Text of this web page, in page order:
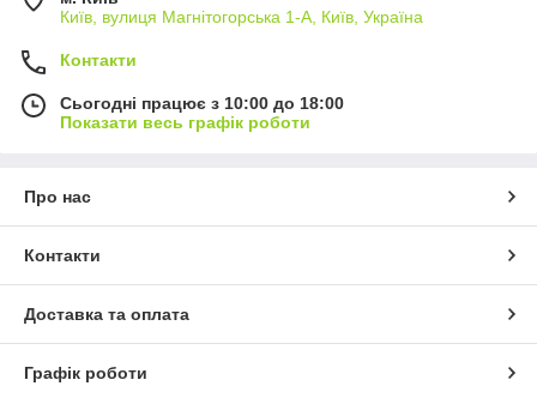
Київ, вулиця Магнітогорська 1-А, Київ, Україна
Контакти
Сьогодні працює з 10:00 до 18:00
Показати весь графік роботи
Про нас
Контакти
Доставка та оплата
Графік роботи